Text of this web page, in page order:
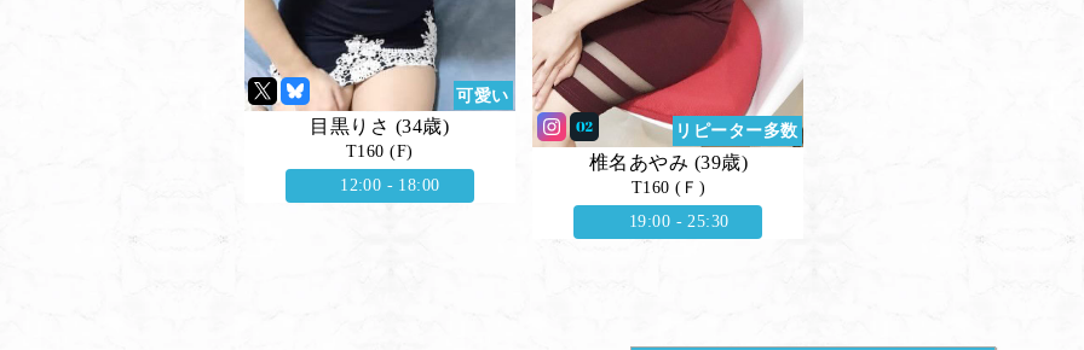
目黒りさ (34歳)
T160 (F)
12:00 - 18:00
可愛い
椎名あやみ (39歳)
T160 (Ｆ)
19:00 - 25:30
リピーター多数